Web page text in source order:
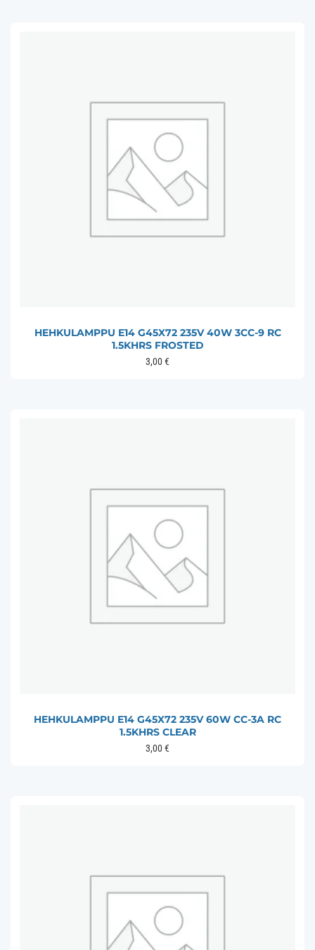
HEHKULAMPPU E14 G45X72 235V 40W 3CC-9 RC
1.5KHRS FROSTED
3,00€
HEHKULAMPPU E14 G45X72 235V 60W CC-3A RC
1.5KHRS CLEAR
3,00€